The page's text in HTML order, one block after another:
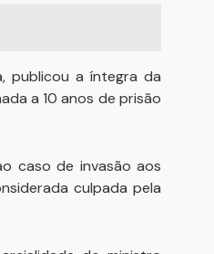
publicou a íntegra da
a 10 anos de prisão
caso de invasão aos
culpada pela